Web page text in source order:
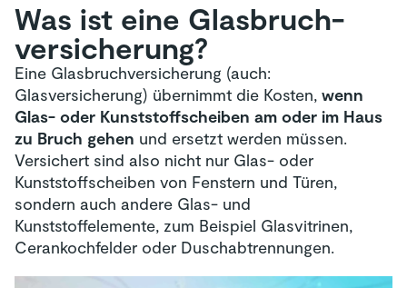
Was ist eine Glasbruch­
versicherung?
Eine Glasbruchversicherung (auch:
Glasversicherung) übernimmt die Kosten, wenn
Glas- oder Kunststoffscheiben am oder im Haus
zu Bruch gehen und ersetzt werden müssen.
Versichert sind also nicht nur Glas- oder
Kunststoffscheiben von Fenstern und Türen,
sondern auch andere Glas- und
Kunststoffelemente, zum Beispiel Glasvitrinen,
Cerankochfelder oder Duschabtrennungen.